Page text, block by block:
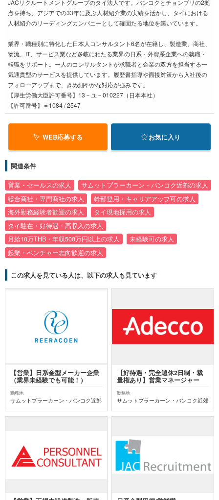
JACリクルートメントグループのタイ法人です。バンコクとチョンブリの2拠
点を持ち、アジアでの33年に及ぶ人材紹介業の実績を活かし、タイにおける
人材紹介のリーディングカンパニーとして確固たる地位を築いています。
業界・職種別に特化した日本人コンサルタント6名が在籍し、製造業、商社、
物流、IT、サービス業など多岐にわたる業界の日系・外資系企業への就職・
転職をサポート。一人のコンサルタントが求職者と企業の双方を担当する一
気通貫型のサービスを提供しています。履歴書指導や面接対策から入社後の
フォローアップまで、きめ細やかな対応が強みです。
【厚生労働大臣許可番号】13－ユ－010227（日本本社）
【許可番号】＝1084 / 2547
WEB応募する お気に入り
関連条件
営業・セールスの求人
サムットプラーカーン・バンコク近郊の求人
総合商社・専門商社の求人
幹部登用・キャリアアップ可の求人
海外勤務経験者歓迎の求人
タイ現地採用の求人
タイ駐在・好待遇・高収入の求人
月給10万THB・年収500万円以上の求人
未経験可の求人
起業・ベンチャー志向歓迎の求人
この求人を見ている人は、以下の求人も見ています
【営業】日系金型メーカー企業
（業界未経験でも可能！）
勤務地
サムットプラーカーン・バンコク近郊
【好待遇・完全週休2日制・裁
量権あり】営業マネージャー
勤務地
サムットプラーカーン・バンコク近郊